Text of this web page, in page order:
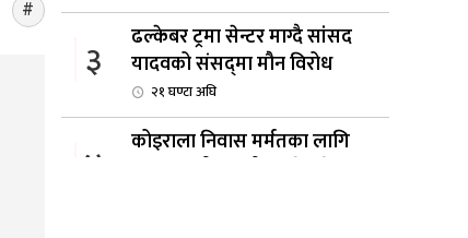
३
ढल्केबर ट्रमा सेन्टर माग्दै सांसद
यादवको संसद्‌मा मौन विरोध
२१ घण्टा अघि
४
कोइराला निवास मर्मतका लागि